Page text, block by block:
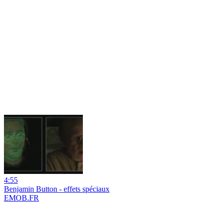
4:55
Benjamin Button - effets spéciaux
EMOB.FR